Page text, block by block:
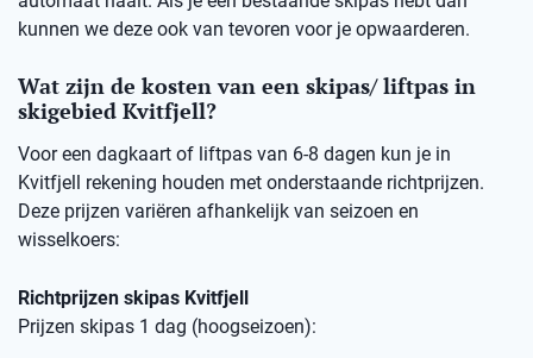
kunnen we deze ook van tevoren voor je opwaarderen.
Wat zijn de kosten van een skipas/ liftpas in
skigebied Kvitfjell?
Voor een dagkaart of liftpas van 6-8 dagen kun je in
Kvitfjell rekening houden met onderstaande richtprijzen.
Deze prijzen variëren afhankelijk van seizoen en
wisselkoers:
Richtprijzen skipas Kvitfjell
Prijzen skipas 1 dag (hoogseizoen):